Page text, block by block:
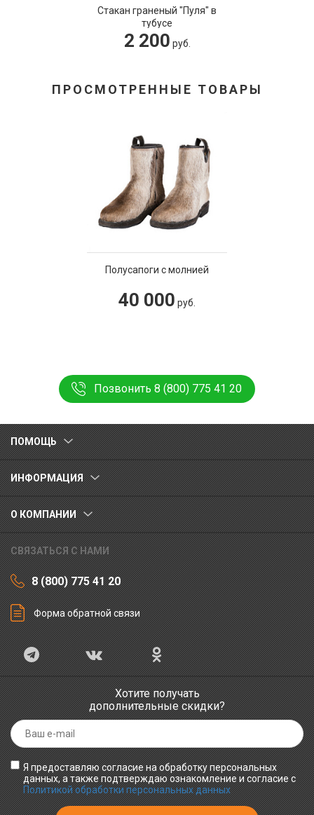
Стакан граненый "Пуля" в
тубусе
2 200 руб.
ПРОСМОТРЕННЫЕ ТОВАРЫ
Полусапоги с молнией
40 000 руб.
Позвонить 8 (800) 775 41 20
ПОМОЩЬ
ИНФОРМАЦИЯ
О КОМПАНИИ
СВЯЗАТЬСЯ С НАМИ
8 (800) 775 41 20
Форма обратной связи
Хотите получать
дополнительные скидки?
Я предоставляю согласие на обработку персональных
данных, а также подтверждаю ознакомление и согласие с
Политикой обработки персональных данных